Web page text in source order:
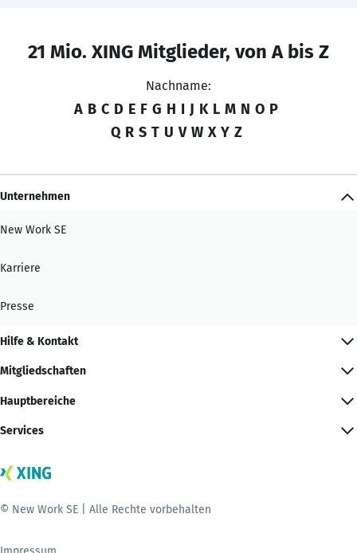
21 Mio. XING Mitglieder, von A bis Z
Nachname:
A B C D E F G H I J K L M N O P
Q R S T U V W X Y Z
Unternehmen
New Work SE
Karriere
Presse
Hilfe & Kontakt
Mitgliedschaften
Hauptbereiche
Services
© New Work SE | Alle Rechte vorbehalten